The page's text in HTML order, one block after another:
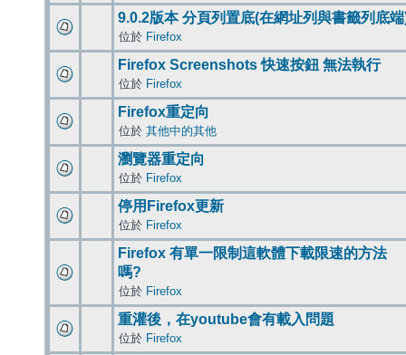
9.0.2版本 分頁列置底(在網址列與書籤列底
位於 Firefox
Firefox Screenshots 快速按鈕 無法執行
位於 Firefox
Firefox重定向
位於 其他中的其他
瀏覽器重定向
位於 Firefox
停用Firefox更新
位於 Firefox
Firefox 有單一限制這軟體下載限速的方法
嗎?
位於 Firefox
重灌後，在youtube會有載入問題
位於 Firefox